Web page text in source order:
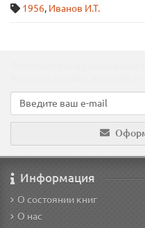
1956, Иванов И.Т.
Информация
О состоянии книг
О нас